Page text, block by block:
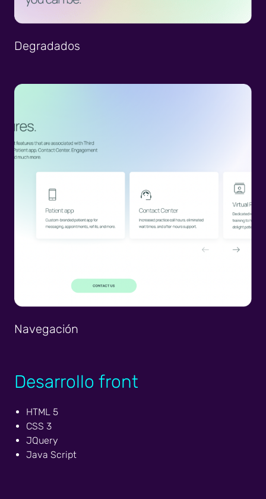
Degradados
Navegación
Desarrollo front
HTML 5
CSS 3
JQuery
Java Script